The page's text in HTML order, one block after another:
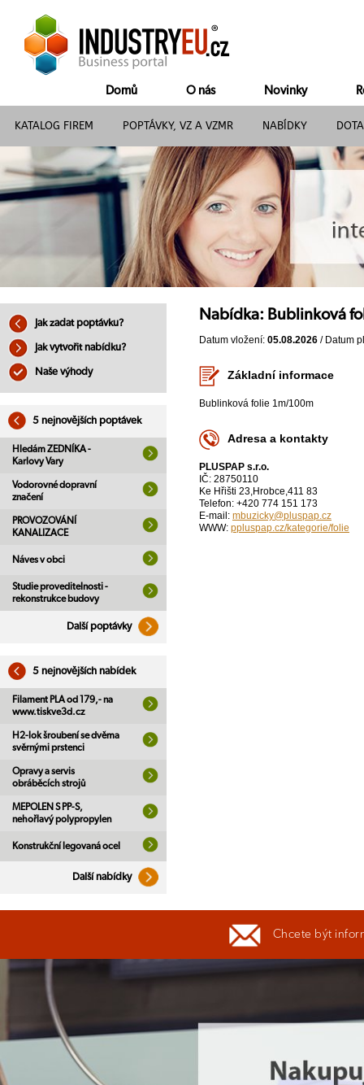
Domů O nás Novinky
KATALOG FIREM POPTÁVKY, VZ A VZMR NABÍDKY
Jak zadat poptávku?
Jak vytvořit nabídku?
Naše výhody
5 nejnovějších poptávek
Hledám ZEDNÍKA -
Karlovy Vary
Vodorovné dopravní
značení
PROVOZOVÁNÍ
KANALIZACE
Náves v obci
Studie proveditelnosti -
rekonstrukce budovy
Další poptávky
5 nejnovějších nabídek
Filament PLA od 179,- na
www.tiskve3d.cz
H2-lok šroubení se dvěma
svěrnými prstenci
Opravy a servis
obráběcích strojů
MEPOLEN S PP-S,
nehořlavý polypropylen
Konstrukční legovaná ocel
Další nabídky
Nabídka: Bublinková
Datum vložení: 05.08.2026 / Datum
Základní informace
Bublinková folie 1m/100m
Adresa a kontakty
PLUSPAP s.r.o.
IČ: 28750110
Ke Hřišti 23,Hrobce,411 83
Telefon: +420 774 151 173
E-mail: mbuzicky@pluspap.cz
WWW: ppluspap.cz/kategorie/folie
Chcete být